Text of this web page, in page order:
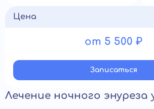
Цена
от 5 500 ₽
Записатьcя
Лечение ночного энуреза